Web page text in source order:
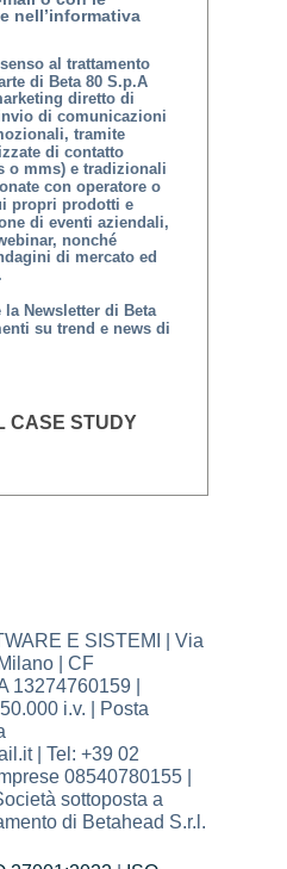
nell’informativa
al trattamento
di Beta 80 S.p.A
diretto di
di comunicazioni
tramite
di contatto
o mms) e tradizionali
con operatore o
propri prodotti e
di eventi aziendali,
nonché
di mercato ed
Newsletter di Beta
su trend e news di
E SISTEMI | Via
| CF
13274760159 |
i.v. | Posta
| Tel: +39 02
08540780155 |
sottoposta a
di Betahead S.r.l.